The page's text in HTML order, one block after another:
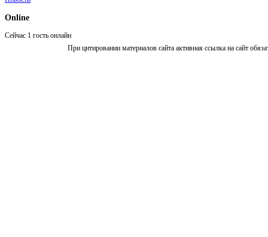
Online
Сейчас 1 гость онлайн
При цитировании материалов сайта активная ссылка на сайт